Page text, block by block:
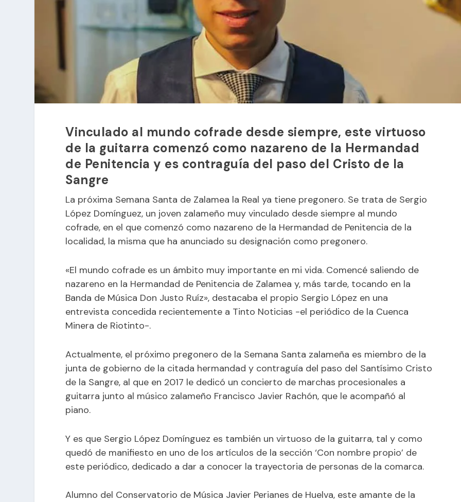
Vinculado al mundo cofrade desde siempre, este virtuoso
de la guitarra comenzó como nazareno de la Hermandad
de Penitencia y es contraguía del paso del Cristo de la
Sangre
La próxima Semana Santa de Zalamea la Real ya tiene pregonero. Se trata de Sergio
López Domínguez, un joven zalameño muy vinculado desde siempre al mundo
cofrade, en el que comenzó como nazareno de la Hermandad de Penitencia de la
localidad, la misma que ha anunciado su designación como pregonero.
«El mundo cofrade es un ámbito muy importante en mi vida. Comencé saliendo de
nazareno en la Hermandad de Penitencia de Zalamea y, más tarde, tocando en la
Banda de Música Don Justo Ruíz», destacaba el propio Sergio López en una
entrevista concedida recientemente a Tinto Noticias -el periódico de la Cuenca
Minera de Riotinto-.
Actualmente, el próximo pregonero de la Semana Santa zalameña es miembro de la
junta de gobierno de la citada hermandad y contraguía del paso del Santísimo Cristo
de la Sangre, al que en 2017 le dedicó un concierto de marchas procesionales a
guitarra junto al músico zalameño Francisco Javier Rachón, que le acompañó al
piano.
Y es que Sergio López Domínguez es también un virtuoso de la guitarra, tal y como
quedó de manifiesto en uno de los artículos de la sección ‘Con nombre propio’ de
este periódico, dedicado a dar a conocer la trayectoria de personas de la comarca.
Alumno del Conservatorio de Música Javier Perianes de Huelva, este amante de la